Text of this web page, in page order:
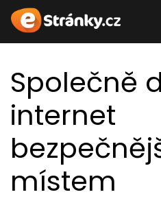
Společně
internet
místem